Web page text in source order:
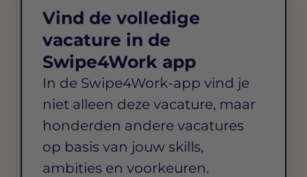
Vind de volledige
vacature in de
Swipe4Work app
In de Swipe4Work-app vind je
niet alleen deze vacature, maar
honderden andere vacatures
op basis van jouw skills,
ambities en voorkeuren.